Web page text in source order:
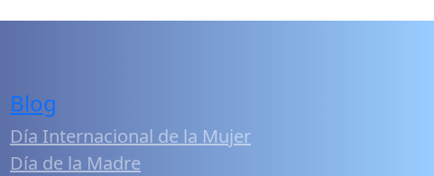
Blog
Día Internacional de la Mujer
Día de la Madre